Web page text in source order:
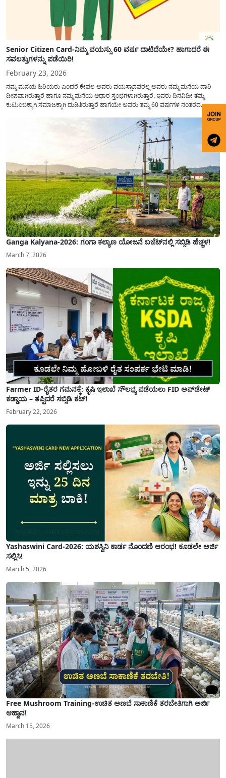
Senior Citizen Card-ನಿಮ್ಮ ವಯಸ್ಸು 60 ವರ್ಷ ದಾಟಿದೆಯೇ? ಹಾಗಾದರೆ ಈ
ಸವಲತ್ತುಗಳನ್ನು ಪಡೆಯಿರಿ!
February 23, 2026
ನಮ್ಮ ಮನೆಯ ಹಿರಿಯರು ಎಂದರೆ ಕೇವಲ ಅವರು ವಯಸ್ಸಾದವರಲ್ಲ ಅವರು ನಮ್ಮ ಮನೆಯ ದಾರಿ
ದೀಪವಾಗಿರುತ್ತಾರೆ ಹಾಗೂ ನಮ್ಮ ಮನೆಯ ಆಧಾರ ಸ್ತಂಭಗಳಾಗಿರುತ್ತಾರೆ. ಇವರು ದಿನವಿಡೀ ತಮ್ಮ
ಕುಟುಂಬಕ್ಕಾಗಿ ಸಮಾಜಕ್ಕಾಗಿ ದುಡಿತಿರುತ್ತಾರೆ ಹಾಗೆಯೇ ಅವರು ತಮ್ಮ 60 ವರ್ಷಗಳ ನಂತರದ
ಜೀವನವನ್ನು ನೆಮ್ಮದಿಯಿಂದ ಕಳೆಯಬೇಕೆಂಬುದು ಪ್ರತಿಯೊಬ್ಬರ ಕನಸಾಗಿರುತ್ತದೆ ಆದ್ದರಿಂದ ಸರ್ಕಾರವು
Ganga Kalyana-2026: ಗಂಗಾ ಕಲ್ಯಾಣ ಯೋಜನೆ ಬಜೆಟ್‌ನಲ್ಲಿ ಸಬ್ಸಿಡಿ ಹೆಚ್ಚಳ!
March 7, 2026
Farmer ID-ರೈತರ ಗಮನಕ್ಕೆ: ಕೃಷಿ ಇಲಾಖೆ ಸೌಲಭ್ಯ ಪಡೆಯಲು FID ಅಪ್‌ಡೇಟ್
ಕಡ್ಡಾಯ – ತಪ್ಪಿದರೆ ಸಬ್ಸಿಡಿ ಕಟ್!
February 22, 2026
Yashaswini Card-2026: ಯಶಸ್ವಿನಿ ಕಾರ್ಡ ನೊಂದಣಿ ಆರಂಭ! ಕೂಡಲೇ ಅರ್ಜಿ
ಸಲ್ಲಿಸಿ!
March 5, 2026
Free Mushroom Training-ಉಚಿತ ಅಣಬೆ ಸಾಕಾಣಿಕೆ ತರಬೇತಿಗಾಗಿ ಅರ್ಜಿ
ಆಹ್ವಾನ!
March 15, 2026